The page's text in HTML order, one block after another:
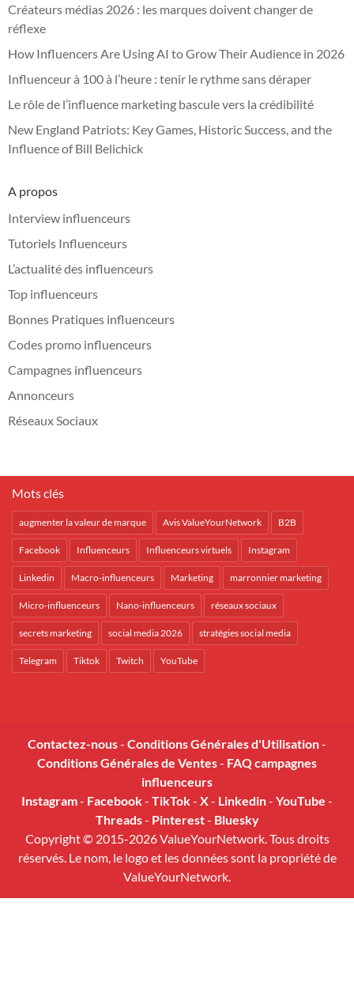
Créateurs médias 2026 : les marques doivent changer de
réflexe
How Influencers Are Using AI to Grow Their Audience in 2026
Influenceur à 100 à l’heure : tenir le rythme sans déraper
Le rôle de l’influence marketing bascule vers la crédibilité
New England Patriots: Key Games, Historic Success, and the
Influence of Bill Belichick
A propos
Interview influenceurs
Tutoriels Influenceurs
L’actualité des influenceurs
Top influenceurs
Bonnes Pratiques influenceurs
Codes promo influenceurs
Campagnes influenceurs
Annonceurs
Réseaux Sociaux
Mots clés
augmenter la valeur de marque Avis ValueYourNetwork B2B
Facebook Influenceurs Influenceurs virtuels Instagram
Linkedin Macro-influenceurs Marketing marronnier marketing
Micro-influenceurs Nano-influenceurs réseaux sociaux
secrets marketing social media 2026 stratégies social media
Telegram Tiktok Twitch YouTube
Contactez-nous- Conditions Générales d'Utilisation-
Conditions Générales de Ventes- FAQ campagnes
influenceurs
Instagram- Facebook- TikTok- X- Linkedin- YouTube -
Threads- Pinterest- Bluesky
Copyright © 2015-2026 ValueYourNetwork. Tous droits
réservés. Le nom, le logo et les données sont la propriété de
ValueYourNetwork.